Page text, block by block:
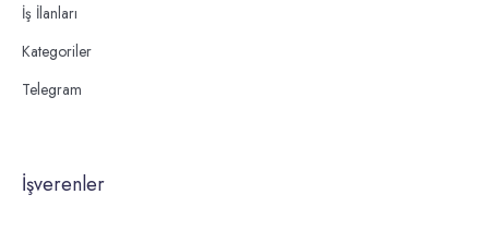
İş İlanları
Kategoriler
Telegram
İşverenler